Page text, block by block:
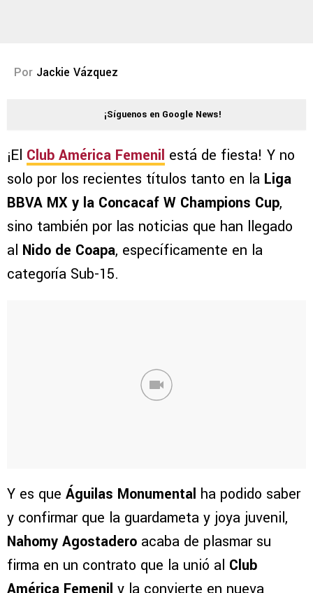
Por Jackie Vázquez
¡Síguenos en Google News!
¡El Club América Femenil está de fiesta! Y no
solo por los recientes títulos tanto en la Liga
BBVA MX y la Concacaf W Champions Cup,
sino también por las noticias que han llegado
al Nido de Coapa, específicamente en la
categoría Sub-15.
Y es que Águilas Monumental ha podido saber
y confirmar que la guardameta y joya juvenil,
Nahomy Agostadero acaba de plasmar su
firma en un contrato que la unió al Club